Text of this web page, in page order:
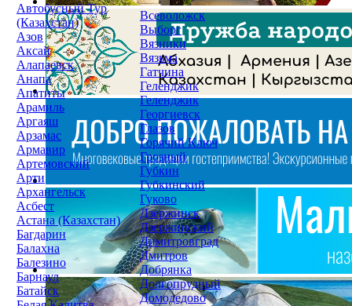
Автобусный Тур
(Казахстан)
Азов
Аксай
Алапаевск
Анапа
Апатиты
Арамиль
Аргаяш
Арзамас
Армавир
Артемовский
Арти
Архангельск
Асбест
Астана (Казахстан)
Багдарин
Балахна
Балезино
Барнаул
Батайск
Всеволожск
Выборг
Вязники
Вязьма
Гатчина
Геленджик
Геленджик
Георгиевск
Глазов
Горячий Ключ
Грозный
Губкин
Губкинский
Гуково
Дзержинск
Дзержинский
Димитровград
Дмитров
Добрянка
Долгопрудный
Домодедово